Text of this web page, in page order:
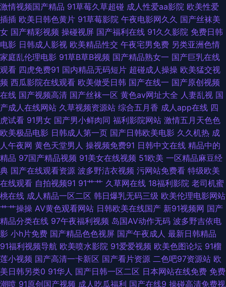
91观看在线 欧美肏屄狂欢 伊人大香蕉人综合 91在线观看网址 韩国不卡污视
频 亚洲老司机在线 97超碰在线免费 超碰综合TV 含羞草网站AV 99福利在线
国产足交视频 欧洲色图网站 97骚资源 福利社午夜影院 三级视频东京热 91黑
丝国 大香蕉精品A片 黄色小电彭 欧美群p成人网 变态另类第二页 九九精品久
久 欧美性交免费网站 婷婷五月色偷 福利社123 人人草超碰 一区二区av 肏屄
电影网 国产写真在线视频 性爱AV五区 ay日韩映画在线 狼友最新福利网站
五月婷六月花 97视频色色 久久超碰 少妇无码 综合色情国产 wwww日本 豆
花社区网站免费 色色韩日 91大神孕妇 豆花午夜 日韩新片百度网网 色网天天
视频 福利视频成人网 色综合电影 99视频福利 久久五月资源网 日韩三级专区
91直接看 超碰人妻97 99热只有 國內精品區在綫 午夜影院a 超碰人人爱爱 欧
美另类拳交 亚洲另类小说欧美 91视频正片 黑料老司机精品 免费尤物在线成
激情视频国产精品 91草莓久草超碰 成人性爱aa影院 欧美性爱
插插 欧美日韩色黄片 91草莓影院 午夜电影网久久 国产丝袜美
女 国产精彩视频 操碰视屏 国产福利在线 91久久影院 免费日韩
电影 日韩成人影视 欧美精品性交 午夜宅男免费 另类亚洲色情
家庭乱伦理电影 91草B草B视频 国产精品熟女一 国产巨乳在线
观看 四虎免费91 国内精品无码短片 超碰成人操操 欧美猛交视
频 西瓜影院在线观看 欧美做受日韩 国产在线一 国产原创视频
在线 国产视频高清 国产丝袜一区 黄色av网址大全 人妻乱视 国
产成人在线网站 久草视频资源站 综合五月香 成人app在线 四
虎试看 91男女 国产男小鲜肉同 福利影院网站 激情五月天色色
欧美极品电影 日韩成人第一页 国产日韩欧美电影 久久机热 成
人午夜网 黄色天堂男人 操视频免费91 日韩中文在线 精品中的
精品 97国产精品视频 91美女在线视频 51欧美 一区精品麻豆经
典 国产在线观看资源 波多野洁衣视频 污网站免费看 特级欧美
在线观看 自拍视频91 91艹艹 久草网在线 18福利影院 老司机蜜
桃在线 成人精品一区二区 韩日爆乳无码三级 欧美伦理电影网站
艹艹操操 AV黄色观看网站 日韩欧美在线国产 新91视频网 国产
精品分类在线 97午夜福利视频 岛国AV动作无码 波多野吉依电
影 小h片免费 国产精品色色视屏 国产午夜成人 最新日韩精品
91福利视频导航 欧美喷水影院 91爱爱视频 欧美色图论坛 91榴
莲小视频 国产高清一卡新区 国产看片资源 二色吧97资源站 欧
美日韩另类0 91华人 国产日韩一区二区 日本网站在线免费 免费
潮喷 91原创国产视频 成人吃瓜福利 国产在线9 操碰高清免费视